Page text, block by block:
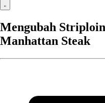
Mengubah
Manhattan Steak